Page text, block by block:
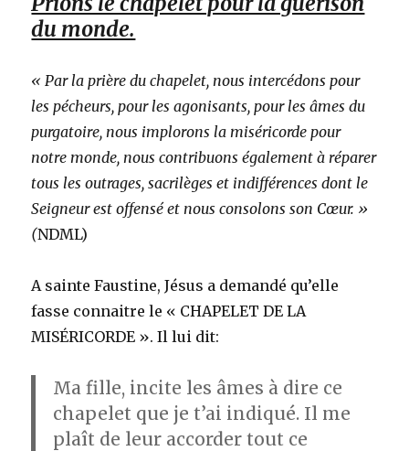
du monde.
« Par la prière du chapelet, nous intercédons pour
les pécheurs, pour les agonisants, pour les âmes du
purgatoire, nous implorons la miséricorde pour
notre monde, nous contribuons également à réparer
tous les outrages, sacrilèges et indifférences dont le
Seigneur est offensé et nous consolons son Cœur. »
(NDML)
A sainte Faustine, Jésus a demandé qu’elle
fasse connaitre le « CHAPELET DE LA
MISÉRICORDE ». Il lui dit:
Ma fille, incite les âmes à dire ce
chapelet que je t’ai indiqué. Il me
plaît de leur accorder tout ce